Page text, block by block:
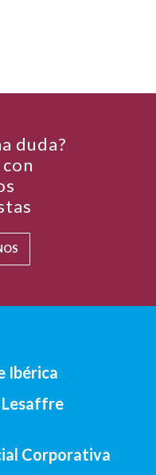
duda?
Ibérica
Lesaffre
Corporativa